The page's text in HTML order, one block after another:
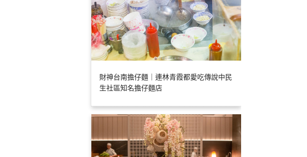
財神台南擔仔麵｜連林青霞都愛吃傳說中民
生社區知名擔仔麵店